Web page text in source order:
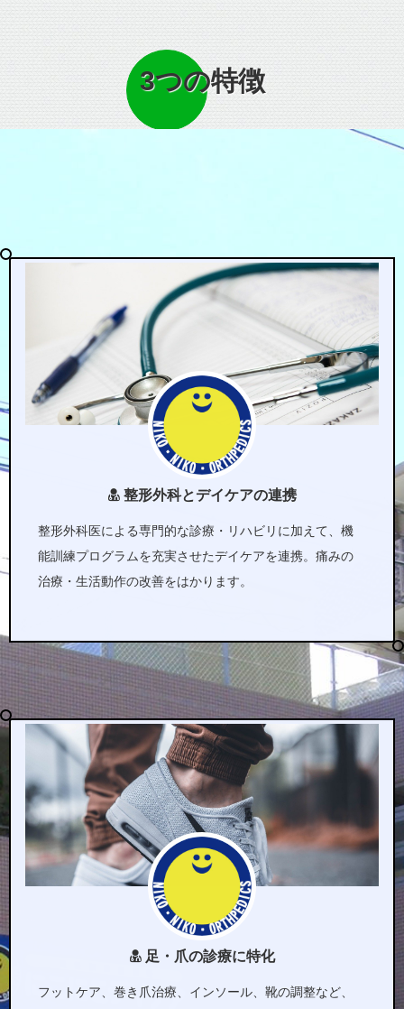
3つの特徴
整形外科とデイケアの連携
整形外科医による専門的な診療・リハビリに加えて、機
能訓練プログラムを充実させたデイケアを連携。痛みの
治療・生活動作の改善をはかります。
足・爪の診療に特化
フットケア、巻き爪治療、インソール、靴の調整など、